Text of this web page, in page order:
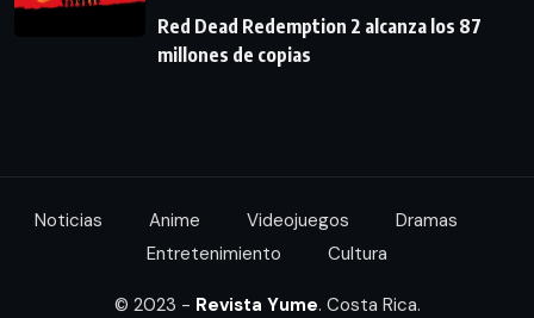
Red Dead Redemption 2 alcanza los 87
millones de copias
Noticias Anime Videojuegos
Dramas
Entretenimiento
Cultura
© 2023 - Revista Yume. Costa Rica.